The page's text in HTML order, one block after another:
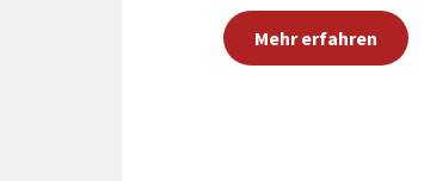
Mehr erfahren